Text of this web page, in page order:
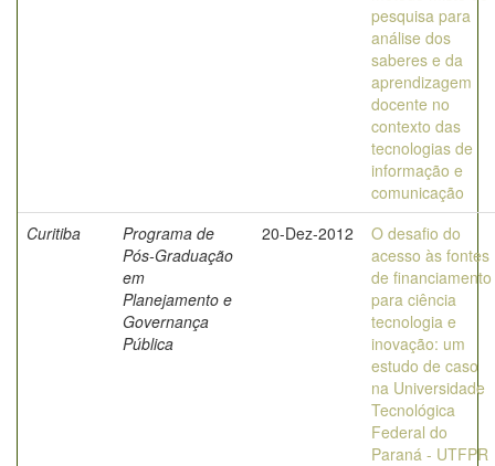
pesquisa para
análise dos
saberes e da
aprendizagem
docente no
contexto das
tecnologias de
informação e
comunicação
Curitiba
Programa de
Pós-Graduação
em
Planejamento e
Governança
Pública
20-Dez-2012
O desafio do
acesso às fontes
de financiamento
para ciência
tecnologia e
inovação: um
estudo de caso
na Universidade
Tecnológica
Federal do
Paraná - UTFPR